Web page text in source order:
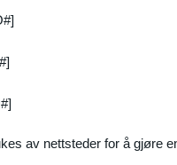
av nettsteder for å gjøre